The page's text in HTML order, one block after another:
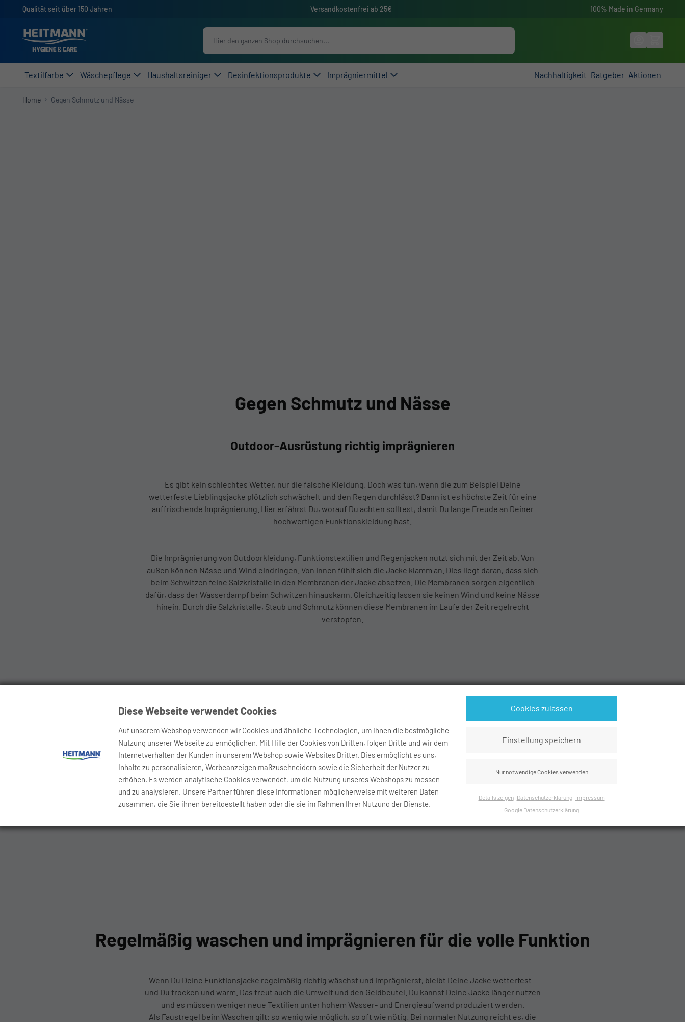
Diese Webseite verwendet Cookies
Auf unserem Webshop verwenden wir Cookies und ähnliche Technologien, um Ihnen die bestmögliche
Nutzung unserer Webseite zu ermöglichen. Mit Hilfe der Cookies von Dritten, folgen Dritte und wir dem
Internetverhalten der Kunden in unserem Webshop sowie Websites Dritter. Dies ermöglicht es uns,
Inhalte zu personalisieren, Werbeanzeigen maßzuschneidern sowie die Sicherheit der Nutzer zu
erhöhen. Es werden analytische Cookies verwendet, um die Nutzung unseres Webshops zu messen
und zu analysieren. Unsere Partner führen diese Informationen möglicherweise mit weiteren Daten
zusammen, die Sie ihnen bereitgestellt haben oder die sie im Rahmen Ihrer Nutzung der Dienste.
Sie können Ihr Einverständnis erteilen, die genannten Cookies zu setzen, indem Sie hier die
Einige der von diesem Anbieter erfassten Daten dienen der Personalisierung und der Messung der
Werbewirksamkeit.
Cookies zulassen
Einstellung speichern
Nur notwendige Cookies verwenden
Details zeigen Datenschutzerklärung Impressum
Google Datenschutzerklärung
Direkt zum Inhalt
Qualität seit über 150 Jahren Versandkostenfrei ab 25€ 100% Made in Germany
Suche
Textilfarbe Wäschepflege Haushaltsreiniger Desinfektionsprodukte Imprägniermittel Nachhaltigkeit Ratgeber Aktionen
Home Gegen Schmutz und Nässe
Gegen Schmutz und Nässe
Outdoor-Ausrüstung richtig imprägnieren
Es gibt kein schlechtes Wetter, nur die falsche Kleidung. Doch was tun, wenn die zum Beispiel Deine
wetterfeste Lieblingsjacke plötzlich schwächelt und den Regen durchlässt? Dann ist es höchste Zeit für eine
auffrischende Imprägnierung. Hier erfährst Du, worauf Du achten solltest, damit Du lange Freude an Deiner
hochwertigen Funktionskleidung hast.
Die Imprägnierung von Outdoorkleidung, Funktionstextilien und Regenjacken nutzt sich mit der Zeit ab. Von
außen können Nässe und Wind eindringen. Von innen fühlt sich die Jacke klamm an. Dies liegt daran, dass sich
beim Schwitzen feine Salzkristalle in den Membranen der Jacke absetzen. Die Membranen sorgen eigentlich
dafür, dass der Wasserdampf beim Schwitzen hinauskann. Gleichzeitig lassen sie keinen Wind und keine Nässe
hinein. Durch die Salzkristalle, Staub und Schmutz können diese Membranen im Laufe der Zeit regelrecht
verstopfen.
Regelmäßig waschen und imprägnieren für die volle Funktion
Wenn Du Deine Funktionsjacke regelmäßig richtig wäschst und imprägnierst, bleibt Deine Jacke wetterfest –
und Du trocken und warm. Das freut auch die Umwelt und den Geldbeutel. Du kannst Deine Jacke länger nutzen
und es müssen weniger neue Textilien unter hohem Wasser- und Energieaufwand produziert werden.
Als Faustregel beim Waschen gilt: so wenig wie möglich, so oft wie nötig. Bei normaler Nutzung reicht es, die